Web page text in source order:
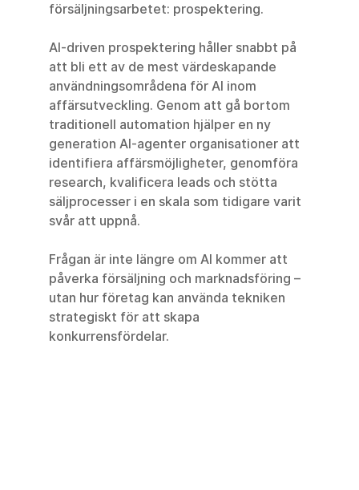
försäljningsarbetet: prospektering.
AI-driven prospektering håller snabbt på
att bli ett av de mest värdeskapande
användningsområdena för AI inom
affärsutveckling. Genom att gå bortom
traditionell automation hjälper en ny
generation AI-agenter organisationer att
identifiera affärsmöjligheter, genomföra
research, kvalificera leads och stötta
säljprocesser i en skala som tidigare varit
svår att uppnå.
Frågan är inte längre om AI kommer att
påverka försäljning och marknadsföring –
utan hur företag kan använda tekniken
strategiskt för att skapa
konkurrensfördelar.